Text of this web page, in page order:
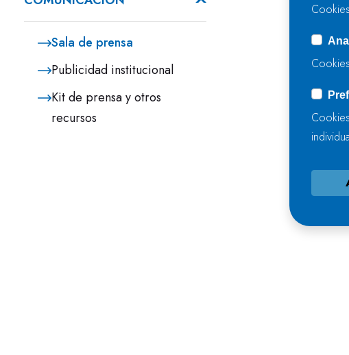
Sala de prensa
Publicidad institucional
Kit de prensa y otros
recursos